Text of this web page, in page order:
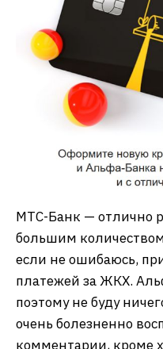
МТС-Банк — отлично
большим
если не ошибаюсь,
платежей за ЖКХ.
поэтому не буду
очень болезненно
комментарии, кроме